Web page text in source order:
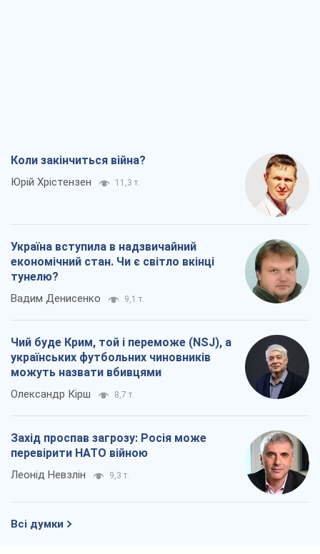
Коли закінчиться війна?
Юрій Хрістензен 11,3 т.
Україна вступила в надзвичайний
економічний стан. Чи є світло вкінці
тунелю?
Вадим Денисенко 9,1 т.
Чий буде Крим, той і переможе (NSJ), а
українських футбольних чиновників
можуть назвати вбивцями
Олександр Кірш 8,7 т.
Захід проспав загрозу: Росія може
перевірити НАТО війною
Леонід Невзлін 9,3 т.
Всі думки